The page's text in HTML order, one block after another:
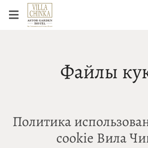
Файлы
Политика
cookie Вила